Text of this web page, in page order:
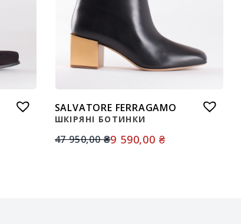
SALVATORE FERRAGAMO
ШКІРЯНІ БОТИНКИ
47 950,00₴9 590,00 ₴